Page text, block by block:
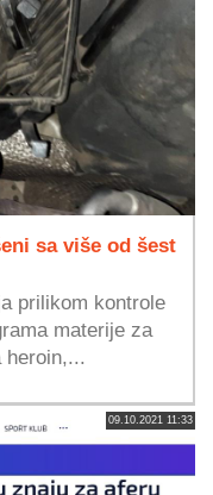
sa više od šest
prilikom kontrole
materije za
heroin,...
09.10.2021 11:33